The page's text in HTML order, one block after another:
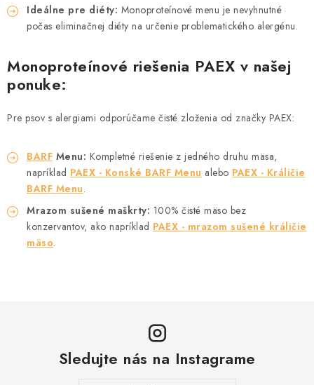
Vernostný program a zľavy
Obchodné podmienky
Doprava SK
O nás – Piper’s Treats
Kontakt
BARF pre psov a mačky – FAQ
Ideálne pre diéty: Monoproteínové menu je nevyhnutné
počas eliminačnej diéty na určenie problematického alergénu.
Monoproteínové riešenia PAEX v našej
ponuke:
Pre psov s alergiami odporúčame čisté zloženia od značky PAEX:
BARF Menu: Kompletné riešenie z jedného druhu mäsa,
napríklad PAEX - Konské BARF Menu alebo PAEX - Králičie
BARF Menu.
Mrazom sušené maškrty: 100% čisté mäso bez
konzervantov, ako napríklad PAEX - mrazom sušené králičie
mäso.
Sledujte nás na Instagrame